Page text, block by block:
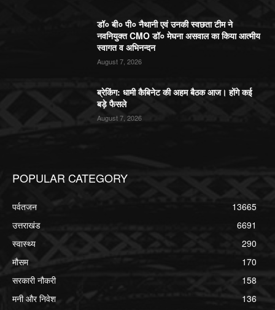
डॉ० बी० पी० नैथानी एवं उनकी स्वछता टीम ने
नवनियुक्त CMO डॉ० मेघना असवाल का किया आत्मीय
स्वागत व अभिनन्दन
August 7, 2026
ब्रेकिंग: धामी कैबिनेट की अहम बैठक आज। होंगे कई
बड़े फैसले
August 7, 2026
POPULAR CATEGORY
पर्वतजन
13665
उत्तराखंड
6691
स्वास्थ्य
290
मौसम
170
सरकारी नौकरी
158
मनी और निवेश
136